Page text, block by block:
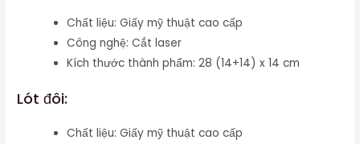
Chất liệu: Giấy mỹ thuật cao cấp
Công nghệ: Cắt laser
Kích thước thành phẩm: 28 (14+14) x 14 cm
Lót đôi:
Chất liệu: Giấy mỹ thuật cao cấp